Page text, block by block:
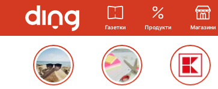
Газетки Продукти Магазини